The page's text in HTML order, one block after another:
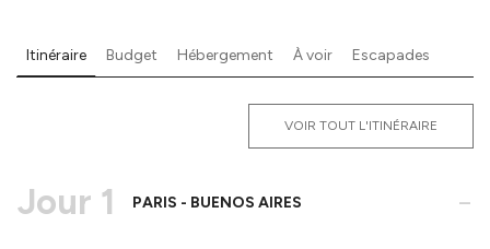
Itinéraire Budget Hébergement À voir Escapades
VOIR TOUT L'ITINÉRAIRE
Jour 1 PARIS - BUENOS AIRES -